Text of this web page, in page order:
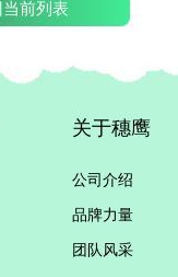
当前列表
关于穗鹰
公司介绍
品牌力量
团队风采